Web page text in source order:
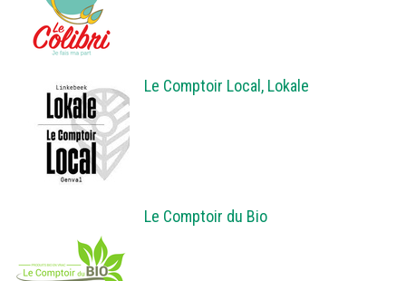
Le Comptoir Local, Lokale
Le Comptoir du Bio